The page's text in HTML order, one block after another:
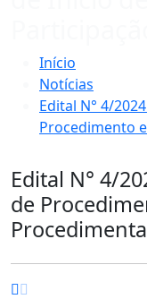
Início
Notícias
Edital N° 4/
Procedimento
Edital N° 4/
de